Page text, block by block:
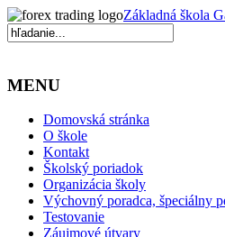
Základná škola
MENU
Domovská stránka
O škole
Kontakt
Školský poriadok
Organizácia školy
Výchovný poradca, špeciálny
Testovanie
Záujmové útvary